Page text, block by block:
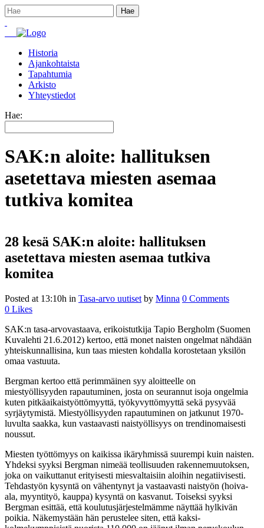
Historia
Ajankohtaista
Tapahtumia
Arkisto
Yhteystiedot
Hae:
SAK:n aloite: hallituksen
asetettava miesten asemaa
tutkiva komitea
28 kesä SAK:n aloite: hallituksen
asetettava miesten asemaa tutkiva
komitea
Posted at 13:10h in Tasa-arvo uutiset by Minna 0 Comments
0 Likes
SAK:n tasa-arvovastaava, erikoistutkija Tapio Bergholm (Suomen
Kuvalehti 21.6.2012) kertoo, että monet naisten ongelmat nähdään
yhteiskunnallisina, kun taas miesten kohdalla korostetaan yksilön
omaa vastuuta.
Bergman kertoo että perimmäinen syy aloitteelle on
miestyöllisyyden rapautuminen, josta on seurannut isoja ongelmia
kuten pitkäaikaistyöttömyyttä, työkyvyttömyyttä sekä pysyvää
syrjäytymistä. Miestyöllisyyden rapautuminen on jatkunut 1970-
luvulta saakka, kun vastaavasti naistyöllisyys on trendinomaisesti
noussut.
Miesten työttömyys on kaikissa ikäryhmissä suurempi kuin naisten.
Yhdeksi syyksi Bergman nimeää teollisuuden rakennemuutoksen,
joka on vaikuttanut erityisesti miesvaltaisiin aloihin negatiivisesti.
Tehdastyön kysyntä on vähentynyt ja vastaavasti naistyön (hoiva-
ala, myyntityö, kauppa) kysyntä on kasvanut. Toiseksi syyksi
Bergman esittää, että koulutusjärjestelmämme näyttää hylkivän
poikia. Näkemystään hän perustelee siten, että kaksi-